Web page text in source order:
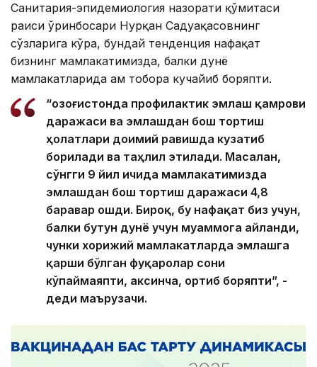
Санитария-эпидемиология назорати қўмитаси
раиси ўринбосари Нурқан Садуақасовнинг
сўзларига кўра, бундай тенденция нафақат
бизнинг мамлакатимизда, балки дунё
мамлакатларида ҳам тобора кучайиб боряпти.
“Қозоғистонда профилактик эмлаш қамрови
даражаси ва эмлашдан бош тортиш
ҳолатлари доимий равишда кузатиб
борилади ва таҳлил этилади. Масалан,
сўнгги 9 йил ичида мамлакатимизда
эмлашдан бош тортиш даражаси 4,8
баравар ошди. Бироқ, бу нафақат биз учун,
балки бутун дунё учун муаммога айланди,
чунки хорижий мамлакатларда эмлашга
қарши бўлган фуқаролар сони
кўпаймаяпти, аксинча, ортиб боряпти”, -
деди маърузачи.